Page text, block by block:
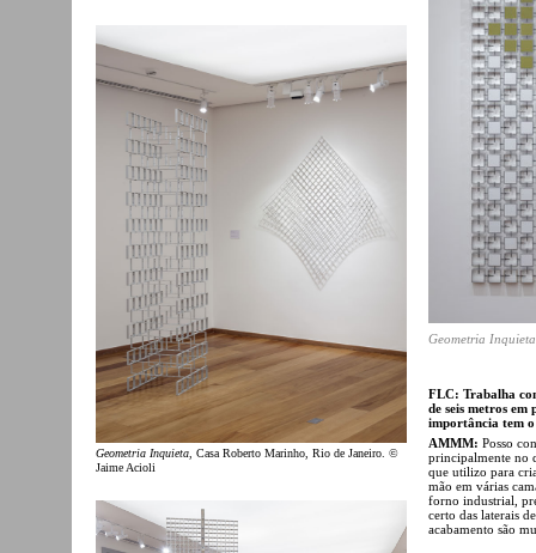
Geometria Inquieta, Casa Roberto Marinho, Rio de Janeiro. ©
Jaime Acioli
Geometria Inquieta
FLC: Trabalha
de seis metros
importância tem
AMMM: Posso
principalmente no
que utilizo para
mão em várias
forno industrial,
certo das laterais
acabamento são